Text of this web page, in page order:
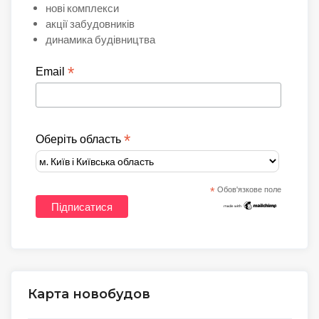
нові комплекси
акції забудовників
динамика будівництва
Email *
Оберіть область *
* Обов'язкове поле
Карта новобудов